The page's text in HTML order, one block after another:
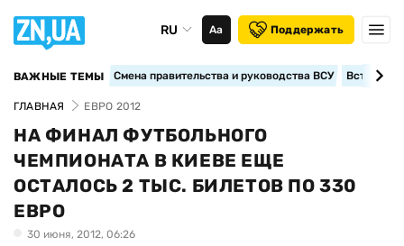
RU Аа Поддержать
ВАЖНЫЕ ТЕМЫ Смена правительства и руководства ВСУ
ГЛАВНАЯ ЕВРО 2012
НА ФИНАЛ ФУТБОЛЬНОГО
ЧЕМПИОНАТА В КИЕВЕ ЕЩЕ
ОСТАЛОСЬ 2 ТЫС. БИЛЕТОВ ПО 330
ЕВРО
30 июня, 2012, 06:26